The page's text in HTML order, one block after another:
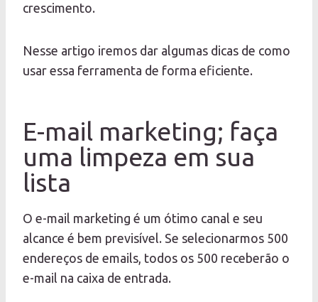
crescimento.
Nesse artigo iremos dar algumas dicas de como
usar essa ferramenta de forma eficiente.
E-mail marketing; faça
uma limpeza em sua
lista
O e-mail marketing é um ótimo canal e seu
alcance é bem previsível. Se selecionarmos 500
endereços de emails, todos os 500 receberão o
e-mail na caixa de entrada.